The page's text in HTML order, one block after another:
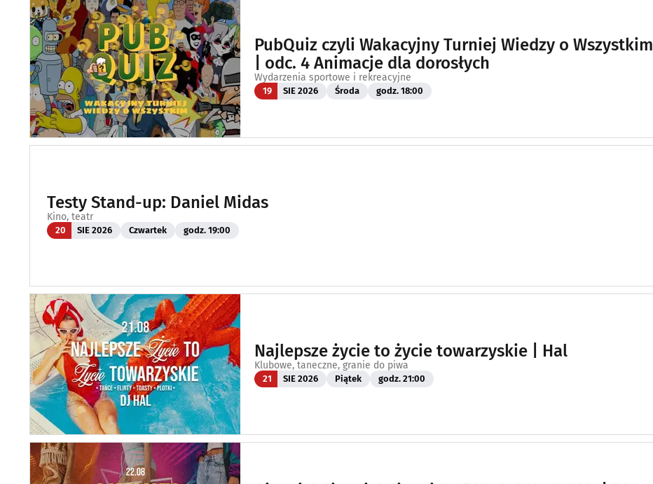
PubQuiz czyli Wakacyjny Turniej Wiedzy o Wszystkim
| odc. 4 Animacje dla dorosłych
Wydarzenia sportowe i rekreacyjne
19 SIE 2026 Środa godz. 18:00
Testy Stand-up: Daniel Midas
Kino, teatr
20 SIE 2026 Czwartek godz. 19:00
Najlepsze życie to życie towarzyskie | Hal
Klubowe, taneczne, granie do piwa
21 SIE 2026 Piątek godz. 21:00